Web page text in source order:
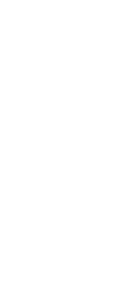
di